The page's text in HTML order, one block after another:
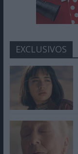
EXCLUSIVOS